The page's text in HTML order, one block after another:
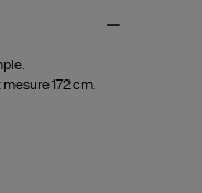
172 cm.